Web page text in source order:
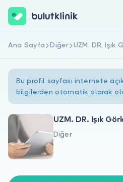
Hakkımızda
Hemen Kaydol
Ana Sayfa Diğer UZM. DR. Işık
Bu profil sayfası internete
bilgilerden otomatik olarak
UZM. DR. Işık
Diğer